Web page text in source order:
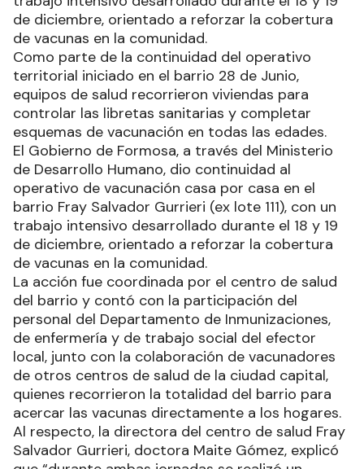
de diciembre, orientado a reforzar la cobertura
de vacunas en la comunidad.
Como parte de la continuidad del operativo
territorial iniciado en el barrio 28 de Junio,
equipos de salud recorrieron viviendas para
controlar las libretas sanitarias y completar
esquemas de vacunación en todas las edades.
El Gobierno de Formosa, a través del Ministerio
de Desarrollo Humano, dio continuidad al
operativo de vacunación casa por casa en el
barrio Fray Salvador Gurrieri (ex lote 111), con un
trabajo intensivo desarrollado durante el 18 y 19
de diciembre, orientado a reforzar la cobertura
de vacunas en la comunidad.
La acción fue coordinada por el centro de salud
del barrio y contó con la participación del
personal del Departamento de Inmunizaciones,
de enfermería y de trabajo social del efector
local, junto con la colaboración de vacunadores
de otros centros de salud de la ciudad capital,
quienes recorrieron la totalidad del barrio para
acercar las vacunas directamente a los hogares.
Al respecto, la directora del centro de salud Fray
Salvador Gurrieri, doctora Maite Gómez, explicó